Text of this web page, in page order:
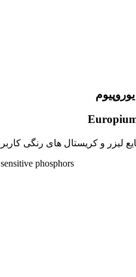
لیزر و کریستال های رنگی
phosphors